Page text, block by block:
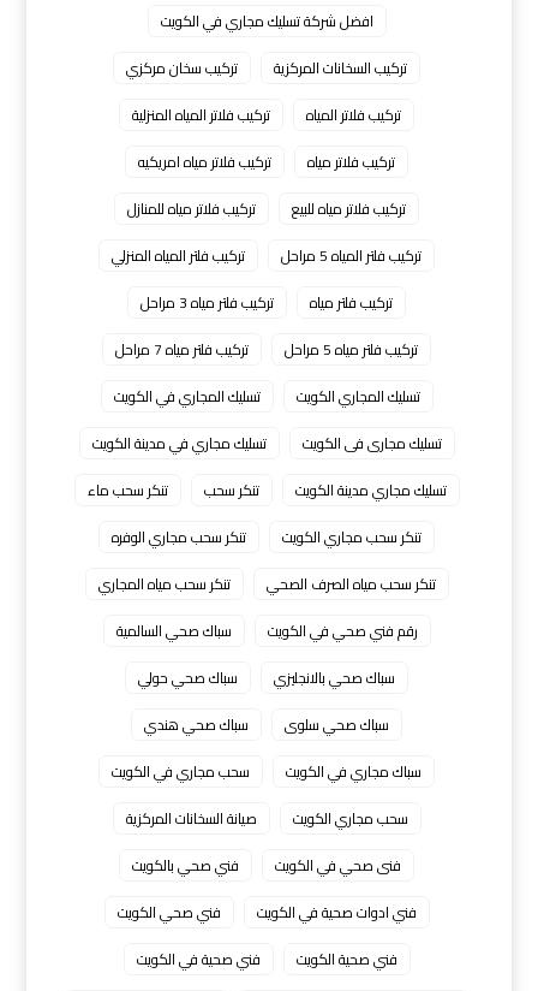
افضل شركة تسليك مجاري في الكويت
تركيب السخانات المركزية
تركيب سخان مركزي
تركيب فلاتر المياه
تركيب فلاتر المياه المنزلية
تركيب فلاتر مياه
تركيب فلاتر مياه امريكيه
تركيب فلاتر مياه للبيع
تركيب فلاتر مياه للمنازل
تركيب فلتر المياه 5 مراحل
تركيب فلتر المياه المنزلي
تركيب فلتر مياه
تركيب فلتر مياه 3 مراحل
تركيب فلتر مياه 5 مراحل
تركيب فلتر مياه 7 مراحل
تسليك المجاري الكويت
تسليك المجاري في الكويت
تسليك مجارى فى الكويت
تسليك مجاري في مدينة الكويت
تسليك مجاري مدينة الكويت
تنكر سحب
تنكر سحب ماء
تنكر سحب مجاري الكويت
تنكر سحب مجاري الوفره
تنكر سحب مياه الصرف الصحي
تنكر سحب مياه المجاري
رقم فني صحي في الكويت
سباك صحي السالمية
سباك صحي بالانجليزي
سباك صحي حولي
سباك صحي سلوى
سباك صحي هندي
سباك مجاري في الكويت
سحب مجاري في الكويت
سحب مجاري الكويت
صيانة السخانات المركزية
فنى صحي في الكويت
فني صحي بالكويت
فني ادوات صحية في الكويت
فني صحي الكويت
فني صحية الكويت
فني صحية في الكويت